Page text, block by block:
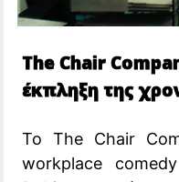
The Chair
έκπληξη της
Το The Chair
workplace